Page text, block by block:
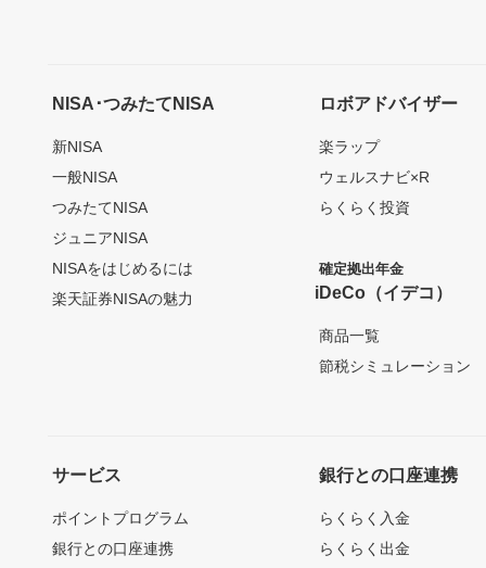
NISA･つみたてNISA
新NISA
一般NISA
つみたてNISA
ジュニアNISA
NISAをはじめるには
楽天証券NISAの魅力
ロボアドバイザー
楽ラップ
ウェルスナビ×R
らくらく投資
確定拠出年金
iDeCo（イデコ）
商品一覧
節税シミュレーション
サービス
ポイントプログラム
銀行との口座連携
銀行との口座連携
らくらく入金
らくらく出金